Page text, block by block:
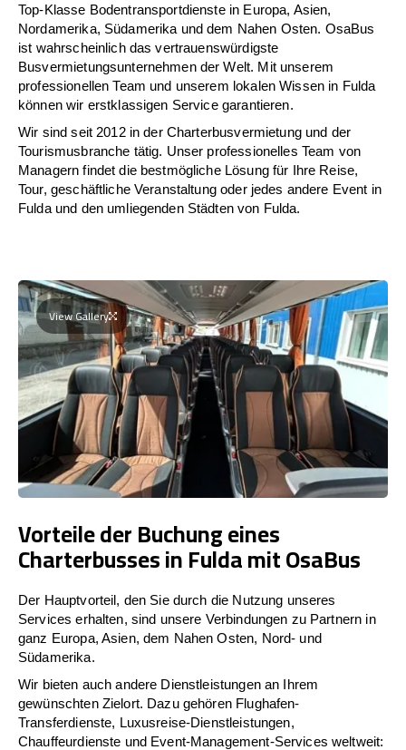
Top-Klasse Bodentransportdienste in Europa, Asien,
Nordamerika, Südamerika und dem Nahen Osten. OsaBus
ist wahrscheinlich das vertrauenswürdigste
Busvermietungsunternehmen der Welt. Mit unserem
professionellen Team und unserem lokalen Wissen in Fulda
können wir erstklassigen Service garantieren.
Wir sind seit 2012 in der Charterbusvermietung und der
Tourismusbranche tätig. Unser professionelles Team von
Managern findet die bestmögliche Lösung für Ihre Reise,
Tour, geschäftliche Veranstaltung oder jedes andere Event in
Fulda und den umliegenden Städten von Fulda.
View Gallery
Vorteile der Buchung eines
Charterbusses in Fulda mit OsaBus
Der Hauptvorteil, den Sie durch die Nutzung unseres
Services erhalten, sind unsere Verbindungen zu Partnern in
ganz Europa, Asien, dem Nahen Osten, Nord- und
Südamerika.
Wir bieten auch andere Dienstleistungen an Ihrem
gewünschten Zielort. Dazu gehören Flughafen-
Transferdienste, Luxusreise-Dienstleistungen,
Chauffeurdienste und Event-Management-Services weltweit: